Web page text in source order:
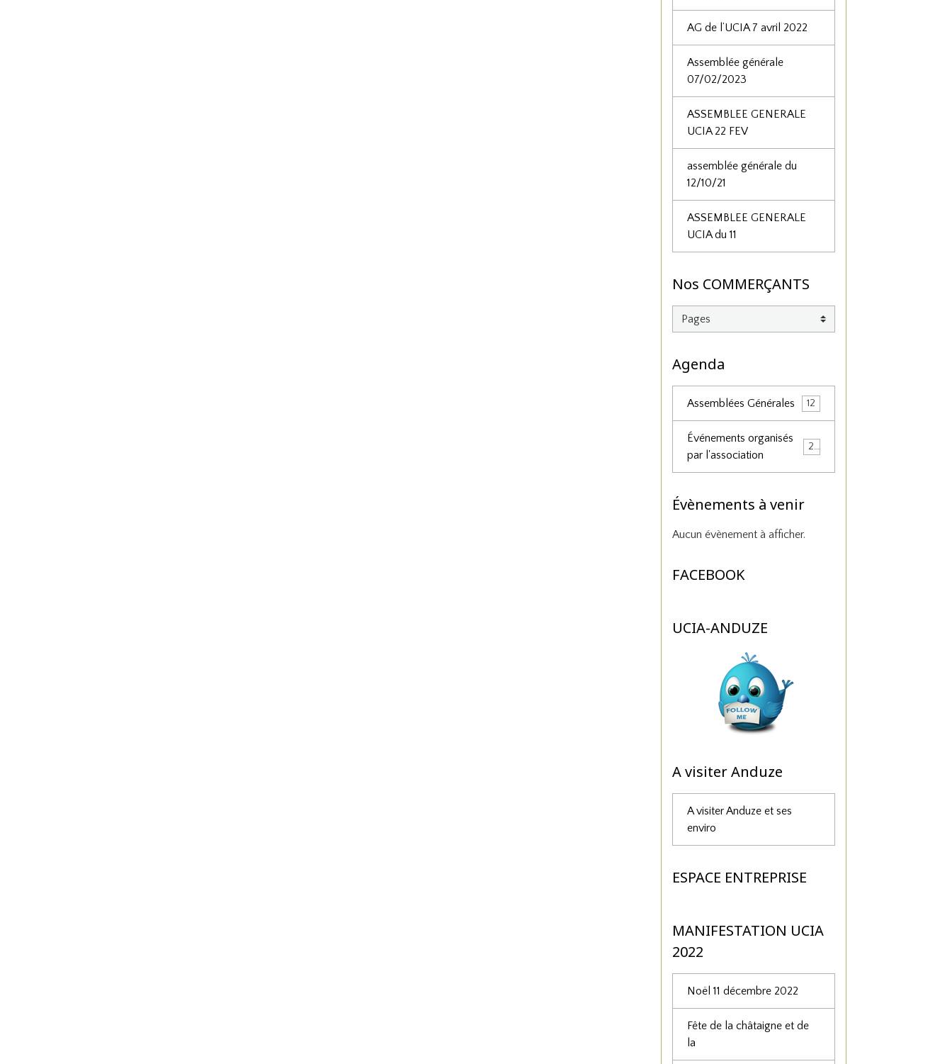
AG de l’UCIA 7 avril 2022
Assemblée générale
07/02/2023
ASSEMBLEE GENERALE
UCIA 22 FEV
assemblée générale du
12/10/21
ASSEMBLEE GENERALE
UCIA du 11
Nos COMMERÇANTS
Agenda
Assemblées Générales 12
Événements organisés
par l'association
25
Évènements à venir
Aucun évènement à afficher.
FACEBOOK
UCIA-ANDUZE
A visiter Anduze
A visiter Anduze et ses
enviro
ESPACE ENTREPRISE
MANIFESTATION UCIA
2022
Noël 11 décembre 2022
Fête de la châtaigne et de
la